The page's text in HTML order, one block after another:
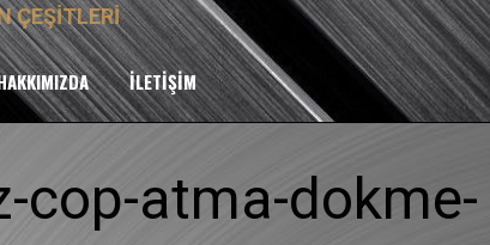
ÇEŞITLERI
İLETIŞIM
cop-atma-dokme-